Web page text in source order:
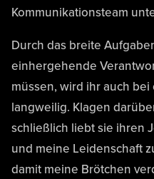
Kommunikationsteam
Durch das breite
einhergehende
müssen, wird ihr auch
langweilig. Klagen
schließlich liebt sie ihren
und meine Leidenschaft
damit meine Brötchen